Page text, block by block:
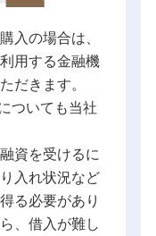
入の場合は、
用する金融機
だきます。
ついても当社
資を受けるに
入れ状況など
る必要があり
、借入が難し